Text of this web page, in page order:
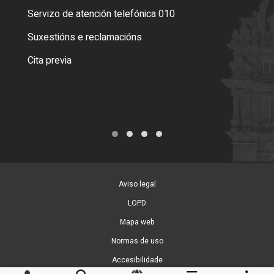
Servizo de atención telefónica 010
Suxestións e reclamacións
Cita previa
Aviso legal
LOPD
Mapa web
Normas de uso
Accesibilidade